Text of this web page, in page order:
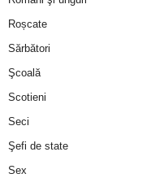
Roșcate
Sărbători
Şcoală
Scotieni
Seci
Şefi de state
Sex